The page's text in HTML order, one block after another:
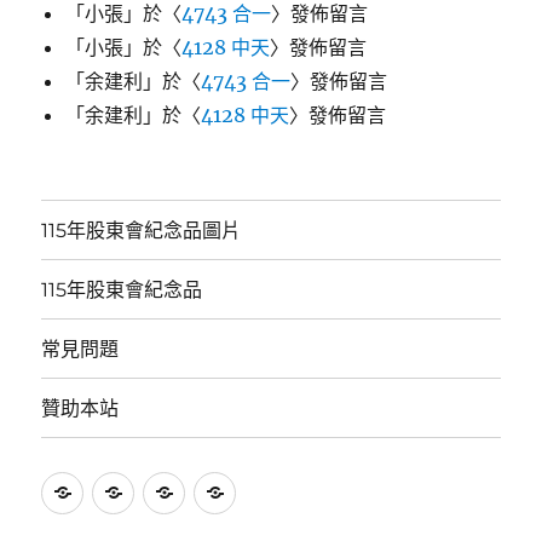
「小張 」於〈4743 合一〉發佈留言
「小張 」於〈4128 中天〉發佈留言
「余建利 」於〈4743 合一〉發佈留言
「余建利 」於〈4128 中天〉發佈留言
115年股東會紀念品圖片
115年股東會紀念品
常見問題
贊助本站
115
115
常
贊